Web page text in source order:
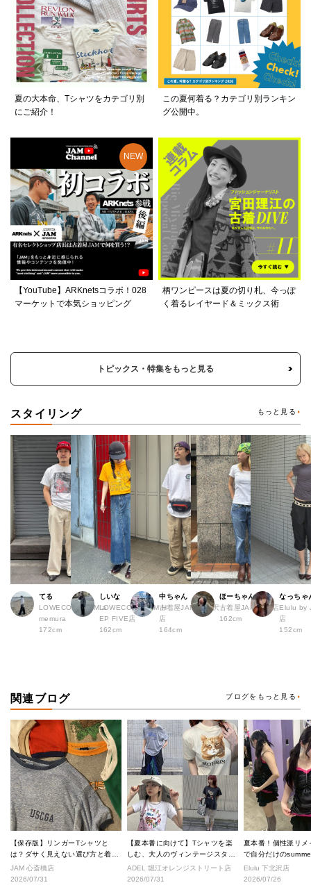
夏の大本命、Tシャツをカテゴリ別
にご紹介！
この夏何着る？カテゴリ別ランキン
グ公開中。
【YouTube】ARKnetsコラボ！028
マーケットで本気ショッピング
柄ワンピースは夏の切り札、今っぽ
く着るレイヤード＆ミックス術
トピックス・特集をもっと見る
スタイリング もっと見る
てる
LOWECO by JAM a
memura
172cm
しいな
LOWECO by JAM H
EP FIVE店
162cm
中ちゃん
古着屋JAM 下北沢
店
164cm
ほーちゃん
古着屋JAM 広島店
162cm
なっちゃ
Elulu by
店
152cm
関連ブログ ブログをもっと見る
【保存版】リンガーTシャツと
は？ダサく見えない選び方と着こ
なし完全ガイド
JAM 心斎橋店
2026/07/31
【夏本番に向けて】Tシャツを楽
しむ、大人のヴィンテージスタイ
ル
ADEL 堀江オレンジストリート店
2026/07/31
夏本番！個性派リメ
で自分だけの
へ！
Elulu 下北沢店
2026/07/26